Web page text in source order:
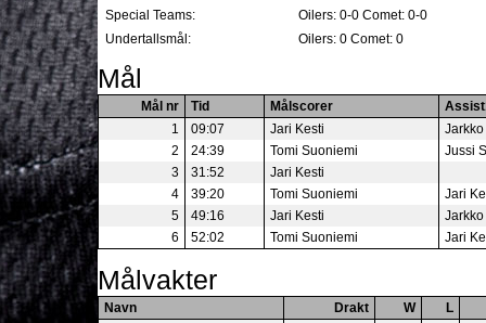
Special Teams:
Oilers: 0-0 Comet: 0-0
Undertallsmål:
Oilers: 0 Comet: 0
Mål
Mål nr Tid Målscorer
1
09:07 Jari Kesti
2
24:39 Tomi Suoniemi
Jussi
3
31:52
Jari Kesti
4
39:20 Tomi Suoniemi
Jari
5
49:16 Jari Kesti
6
52:02 Tomi Suoniemi Jari
Målvakter
Navn Drakt W
L